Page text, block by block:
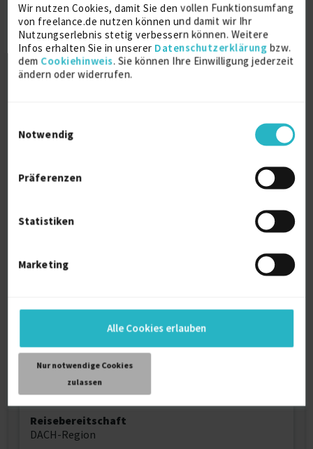
Wir nutzen Cookies, damit Sie den vollen Funktionsumfang
von freelance.de nutzen können und damit wir Ihr
Nutzungserlebnis stetig verbessern können. Weitere
Infos erhalten Sie in unserer Datenschutzerklärung bzw.
dem Cookiehinweis. Sie können Ihre Einwilligung jederzeit
ändern oder widerrufen.
Notwendig
Präferenzen
Statistiken
Marketing
Alle Cookies erlauben
Nur notwendige Cookies
zulassen
Konsumgüterindustrie
Details anzeigen
Weitere Projekt‐ & Berufserfahrung anzeigen
Über mich
Controlling-Branche habe ich als Interim-
Projektmanager in verschiedenen Unternehmen.
Dienstleister gesteuert und Jahresabschlüsse
Expertise in der Prozessoptimierung und fundierte
Kenntnisse in Tools wie Sage 100 mit. Mein Ziel ist
Persönliche Daten
Sprache
Deutsch (Muttersprache)
Reisebereitschaft
DACH-Region